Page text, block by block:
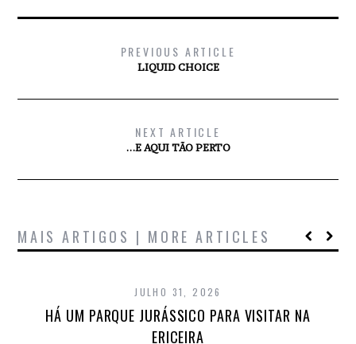
PREVIOUS ARTICLE
LIQUID CHOICE
NEXT ARTICLE
…E AQUI TÃO PERTO
MAIS ARTIGOS | MORE ARTICLES
JULHO 31, 2026
HÁ UM PARQUE JURÁSSICO PARA VISITAR NA
ERICEIRA